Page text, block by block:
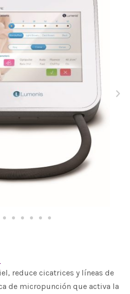
reduce cicatrices y líneas de
de micropunción que activa la